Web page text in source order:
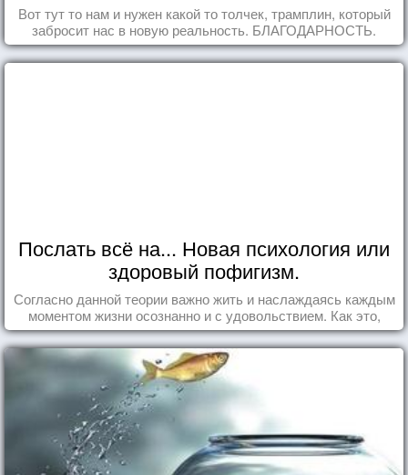
Вот тут то нам и нужен какой то толчек, трамплин, который
забросит нас в новую реальность. БЛАГОДАРНОСТЬ.
Послать всё на... Новая психология или
здоровый пофигизм.
Согласно данной теории важно жить и наслаждаясь каждым
моментом жизни осознанно и с удовольствием. Как это,
попробуем разобраться на реальных примерах.